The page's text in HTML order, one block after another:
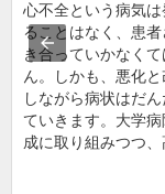
心不全という病気
ることはなく、患
き合っていかなく
ん。しかも、悪化
しながら病状はだ
ていきます。大学
成に取り組みつつ